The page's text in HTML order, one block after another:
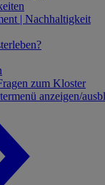
| Nachhaltigkeit
zum Kloster
anzeigen/